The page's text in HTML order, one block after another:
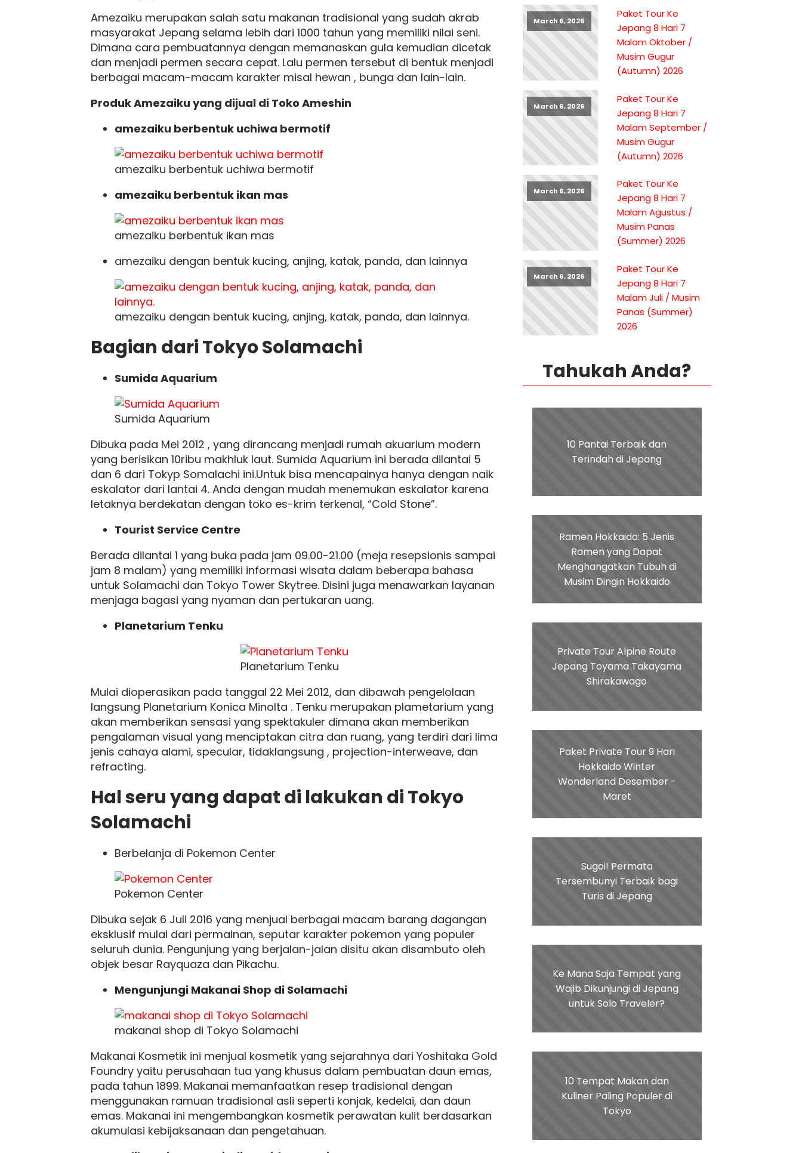
Amezaiku merupakan salah satu makanan tradisional yang sudah akrab
masyarakat Jepang selama lebih dari 1000 tahun yang memiliki nilai seni.
Dimana cara pembuatannya dengan memanaskan gula kemudian dicetak
dan menjadi permen secara cepat. Lalu permen tersebut di bentuk menjadi
berbagai macam-macam karakter misal hewan , bunga dan lain-lain.
Produk Amezaiku yang dijual di Toko Ameshin
amezaiku berbentuk uchiwa bermotif
amezaiku berbentuk uchiwa bermotif
amezaiku berbentuk ikan mas
amezaiku berbentuk ikan mas
amezaiku dengan bentuk kucing, anjing, katak, panda, dan lainnya
amezaiku dengan bentuk kucing, anjing, katak, panda, dan lainnya.
Bagian dari Tokyo Solamachi
Sumida Aquarium
Sumida Aquarium
Dibuka pada Mei 2012 , yang dirancang menjadi rumah akuarium modern
yang berisikan 10ribu makhluk laut. Sumida Aquarium ini berada dilantai 5
dan 6 dari Tokyp Somalachi ini.Untuk bisa mencapainya hanya dengan naik
eskalator dari lantai 4. Anda dengan mudah menemukan eskalator karena
letaknya berdekatan dengan toko es-krim terkenal, “Cold Stone”.
Tourist Service Centre
Berada dilantai 1 yang buka pada jam 09.00-21.00 (meja resepsionis sampai
jam 8 malam) yang memiliki informasi wisata dalam beberapa bahasa
untuk Solamachi dan Tokyo Tower Skytree. Disini juga menawarkan layanan
menjaga bagasi yang nyaman dan pertukaran uang.
Planetarium Tenku
Planetarium Tenku
Mulai dioperasikan pada tanggal 22 Mei 2012, dan dibawah pengelolaan
langsung Planetarium Konica Minolta . Tenku merupakan plametarium yang
akan memberikan sensasi yang spektakuler dimana akan memberikan
pengalaman visual yang menciptakan citra dan ruang, yang terdiri dari lima
jenis cahaya alami, specular, tidaklangsung , projection-interweave, dan
refracting.
Hal seru yang dapat di lakukan di Tokyo
Solamachi
Berbelanja di Pokemon Center
Pokemon Center
Dibuka sejak 6 Juli 2016 yang menjual berbagai macam barang dagangan
eksklusif mulai dari permainan, seputar karakter pokemon yang populer
seluruh dunia. Pengunjung yang berjalan-jalan disitu akan disambuto oleh
objek besar Rayquaza dan Pikachu.
Mengunjungi Makanai Shop di Solamachi
makanai shop di Tokyo Solamachi
Makanai Kosmetik ini menjual kosmetik yang sejarahnya dari Yoshitaka Gold
Foundry yaitu perusahaan tua yang khusus dalam pembuatan daun emas,
pada tahun 1899. Makanai memanfaatkan resep tradisional dengan
menggunakan ramuan tradisional asli seperti konjak, kedelai, dan daun
emas. Makanai ini mengembangkan kosmetik perawatan kulit berdasarkan
akumulasi kebijaksanaan dan pengetahuan.
March 6, 2026
Paket Tour Ke
Jepang 8 Hari 7
Malam Oktober /
Musim Gugur
(Autumn) 2026
March 6, 2026
Paket Tour Ke
Jepang 8 Hari 7
Malam September /
Musim Gugur
(Autumn) 2026
March 6, 2026
Paket Tour Ke
Jepang 8 Hari 7
Malam Agustus /
Musim Panas
(Summer) 2026
March 6, 2026
Paket Tour Ke
Jepang 8 Hari 7
Malam Juli / Musim
Panas (Summer)
2026
Tahukah Anda?
10 Pantai Terbaik dan
Terindah di Jepang
Ramen Hokkaido: 5 Jenis
Ramen yang Dapat
Menghangatkan Tubuh di
Musim Dingin Hokkaido
Private Tour Alpine Route
Jepang Toyama Takayama
Shirakawago
Paket Private Tour 9 Hari
Hokkaido Winter
Wonderland Desember -
Maret
Sugoi! Permata
Tersembunyi Terbaik bagi
Turis di Jepang
Ke Mana Saja Tempat yang
Wajib Dikunjungi di Jepang
untuk Solo Traveler?
10 Tempat Makan dan
Kuliner Paling Populer di
Tokyo